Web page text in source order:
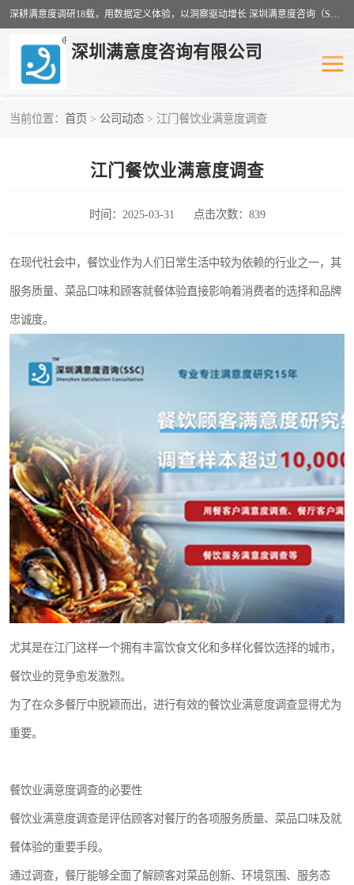
深耕满意度调研18载，用数据定义体验，以洞察驱动增长 深圳满意度咨询（SSC）：十八年专注，丈量每一份体验。
深圳满意度咨询有限公司
当前位置： 首页 > 公司动态 > 江门餐饮业满意度调查
江门餐饮业满意度调查
时间：2025-03-31 点击次数：839
在现代社会中，餐饮业作为人们日常生活中较为依赖的行业之一，其
服务质量、菜品口味和顾客就餐体验直接影响着消费者的选择和品牌
忠诚度。
尤其是在江门这样一个拥有丰富饮食文化和多样化餐饮选择的城市，
餐饮业的竞争愈发激烈。
为了在众多餐厅中脱颖而出，进行有效的餐饮业满意度调查显得尤为
重要。
餐饮业满意度调查的必要性
餐饮业满意度调查是评估顾客对餐厅的各项服务质量、菜品口味及就
餐体验的重要手段。
通过调查，餐厅能够全面了解顾客对菜品创新、环境氛围、服务态
客户满意度调查 医疗服务业满意度
公共事务满意度调查 餐饮业满意度调查
营商环境满意度 员工满意度
服务满意度调查 汽车行业满意度